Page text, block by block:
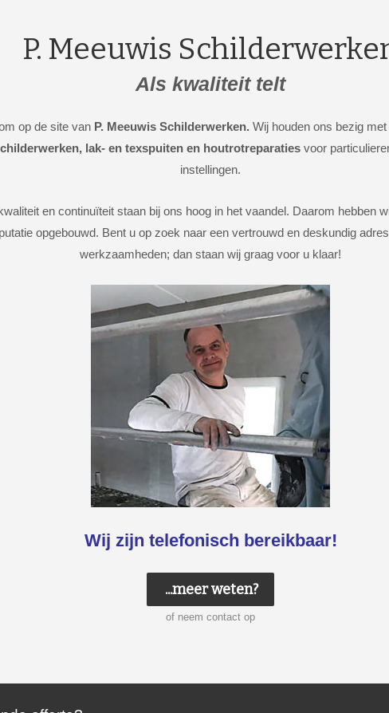
P. Meeuwis
Als kwaliteit telt
op de site van P. Meeuwis Schilderwerken. Wij houden ons bezig met
lak- en texspuiten en houtrotreparaties voor
instellingen.
en continuïteit staan bij ons hoog in het vaandel. Daarom hebben
opgebouwd. Bent u op zoek naar een vertrouwd en deskundig
werkzaamheden; dan staan wij graag voor u klaar!
Wij zijn telefonisch bereikbaar!
...meer weten?
of neem contact op